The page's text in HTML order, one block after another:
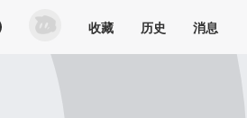
收藏 历史 消息